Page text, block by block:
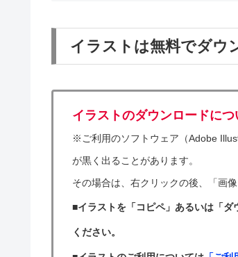
イラストは無料でダウ
イラストのダウンロードにつ
※ご利用のソフトウェア（Adobe
が黒く出ることがあります。
その場合は、右クリックの後、「画
■イラストを「コピペ」あるいは「ダ
ください。